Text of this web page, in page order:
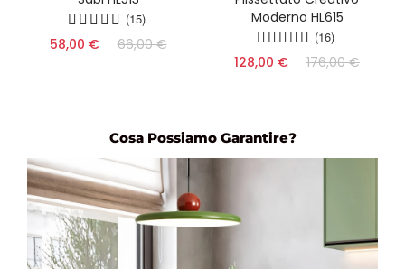
(15)
58,00 € 66,00 €
Moderno HL615
(16)
128,00 € 176,00 €
Cosa Possiamo Garantire?